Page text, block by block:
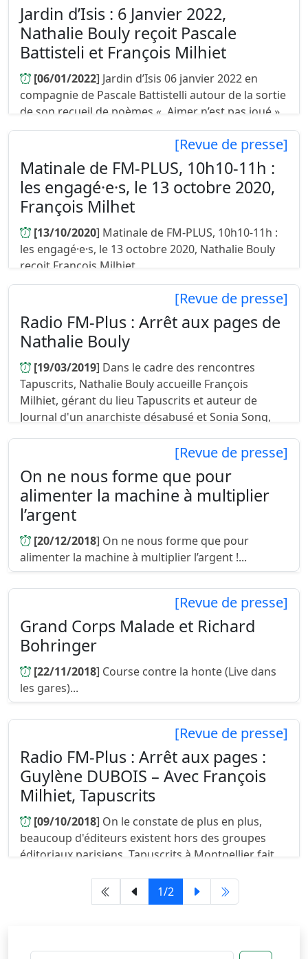
Jardin d’Isis : 6 Janvier 2022,
Nathalie Bouly reçoit Pascale
Battisteli et François Milhiet
[06/01/2022] Jardin d’Isis 06 janvier 2022 en
compagnie de Pascale Battistelli autour de la sortie
de son recueil de poèmes « Aimer n’est pas joué »
paru aux éditions tapuscrit en février 2020 et aussi
[Revue de presse]
Matinale de FM-PLUS, 10h10-11h :
les engagé·e·s, le 13 octobre 2020,
François Milhet
[13/10/2020] Matinale de FM-PLUS, 10h10-11h :
les engagé·e·s, le 13 octobre 2020, Nathalie Bouly
reçoit François Milhiet ...
[Revue de presse]
Radio FM-Plus : Arrêt aux pages de
Nathalie Bouly
[19/03/2019] Dans le cadre des rencontres
Tapuscrits, Nathalie Bouly accueille François
Milhiet, gérant du lieu Tapuscrits et auteur de
Journal d'un anarchiste désabusé et Sonia Song,
[Revue de presse]
On ne nous forme que pour
alimenter la machine à multiplier
l’argent
[20/12/2018] On ne nous forme que pour
alimenter la machine à multiplier l’argent !...
[Revue de presse]
Grand Corps Malade et Richard
Bohringer
[22/11/2018] Course contre la honte (Live dans
les gares)...
[Revue de presse]
Radio FM-Plus : Arrêt aux pages :
Guylène DUBOIS – Avec François
Milhiet, Tapuscrits
[09/10/2018] On le constate de plus en plus,
beaucoup d'éditeurs existent hors des groupes
éditoriaux parisiens. Tapuscrits à Montpellier fait
construisent en organisant a...
1/2